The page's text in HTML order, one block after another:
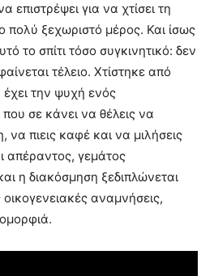
για να χτίσει τη
πολύ ξεχωριστό μέρος. Και ίσως
το σπίτι τόσο συγκινητικό: δεν
τέλειο. Χτίστηκε από
την ψυχή ενός
σε κάνει να θέλεις να
να πιεις καφέ και να μιλήσεις
απέραντος, γεμάτος
η διακόσμηση ξεδιπλώνεται
αναμνήσεις,